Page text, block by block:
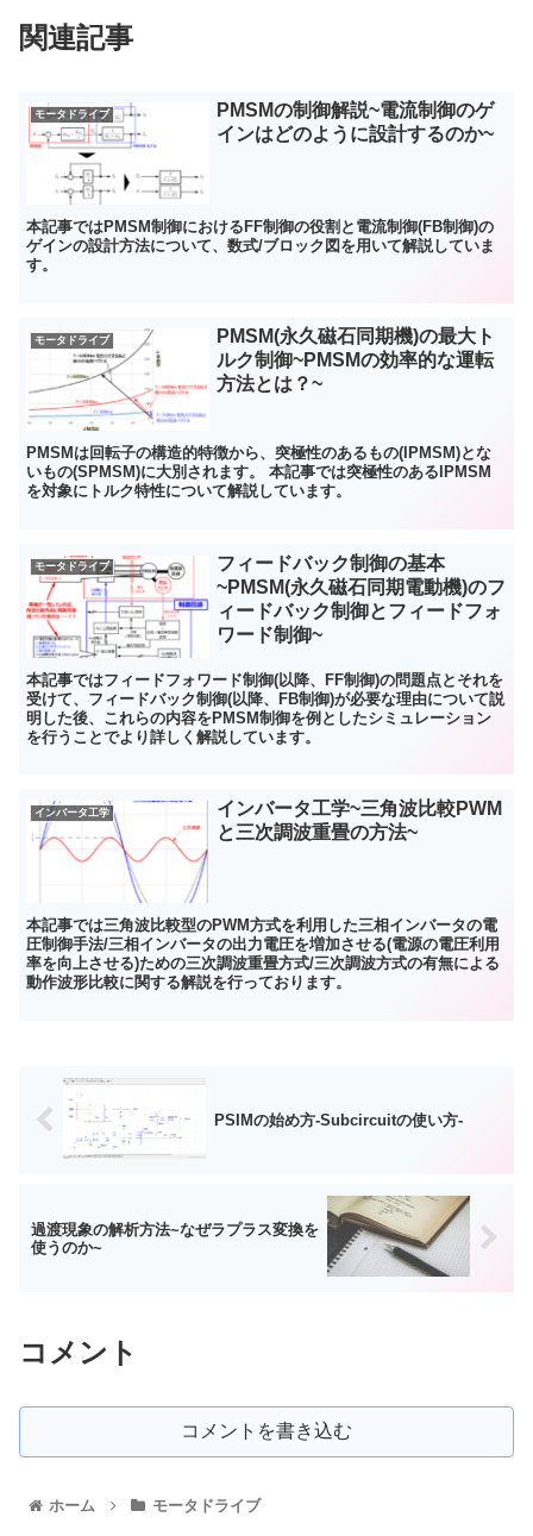
関連記事
モータドライブ
PMSMの制御解説~電流制御のゲ
インはどのように設計するのか~
本記事ではPMSM制御におけるFF制御の役割と電流制御(FB制御)の
ゲインの設計方法について、数式/ブロック図を用いて解説していま
す。
モータドライブ
PMSM(永久磁石同期機)の最大ト
ルク制御~PMSMの効率的な運転
方法とは？~
PMSMは回転子の構造的特徴から、突極性のあるもの(IPMSM)とな
いもの(SPMSM)に大別されます。 本記事では突極性のあるIPMSM
を対象にトルク特性について解説しています。
モータドライブ
フィードバック制御の基本
~PMSM(永久磁石同期電動機)のフ
ィードバック制御とフィードフォ
ワード制御~
本記事ではフィードフォワード制御(以降、FF制御)の問題点とそれを
受けて、フィードバック制御(以降、FB制御)が必要な理由について説
明した後、これらの内容をPMSM制御を例としたシミュレーション
を行うことでより詳しく解説しています。
インバータ工学
インバータ工学~三角波比較PWM
と三次調波重畳の方法~
本記事では三角波比較型のPWM方式を利用した三相インバータの電
圧制御手法/三相インバータの出力電圧を増加させる(電源の電圧利用
率を向上させる)ための三次調波重畳方式/三次調波方式の有無による
動作波形比較に関する解説を行っております。
PSIMの始め方-Subcircuitの使い方-
過渡現象の解析方法~なぜラプラス変換を
使うのか~
コメント
コメントを書き込む
ホーム モータドライブ